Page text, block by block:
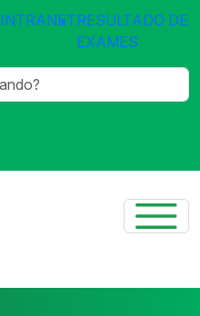
INTRANETRESULTADO DE
EXAMES